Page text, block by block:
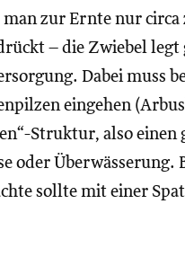
zur Ernte nur circa
– die Zwiebel
Dabei muss
eingehen
Struktur, also
oder Überwässerung.
sollte mit einer